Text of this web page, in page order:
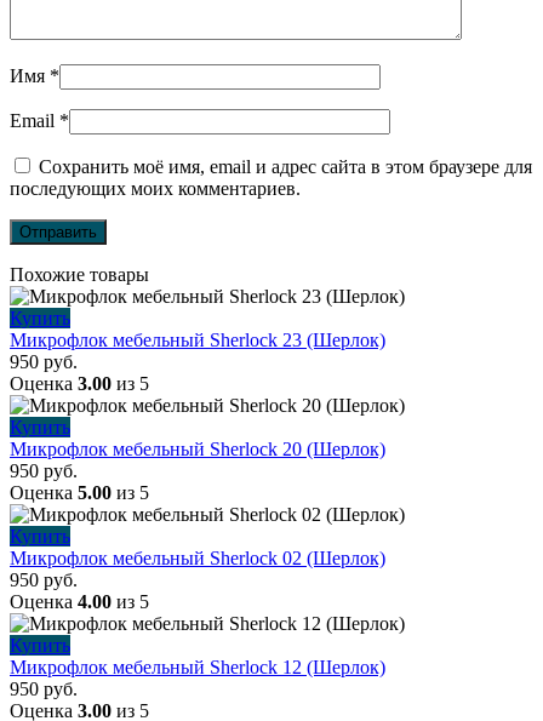
Имя *
Email *
Сохранить моё имя, email и адрес сайта в этом браузере для
последующих моих комментариев.
Похожие товары
Купить
Микрофлок мебельный Sherlock 23 (Шерлок)
950 руб.
Оценка 3.00 из 5
Купить
Микрофлок мебельный Sherlock 20 (Шерлок)
950 руб.
Оценка 5.00 из 5
Купить
Микрофлок мебельный Sherlock 02 (Шерлок)
950 руб.
Оценка 4.00 из 5
Купить
Микрофлок мебельный Sherlock 12 (Шерлок)
950 руб.
Оценка 3.00 из 5